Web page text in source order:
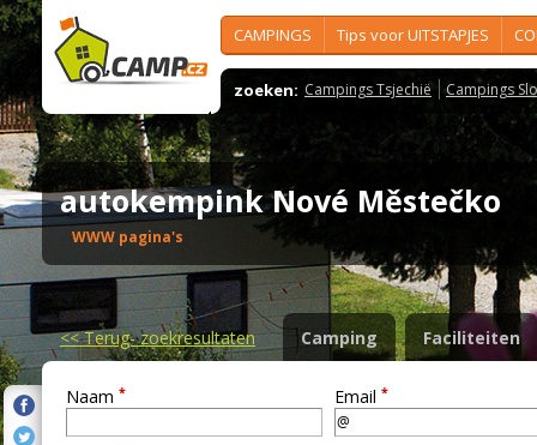
CAMPINGS Tips voor UITSTAPJES
zoeken: Campings Tsjechië Campings
autokempink Nové Městečko
WWW pagina's
<<Terug- zoekresultaten Camping Faciliteiten
Naam * Email *